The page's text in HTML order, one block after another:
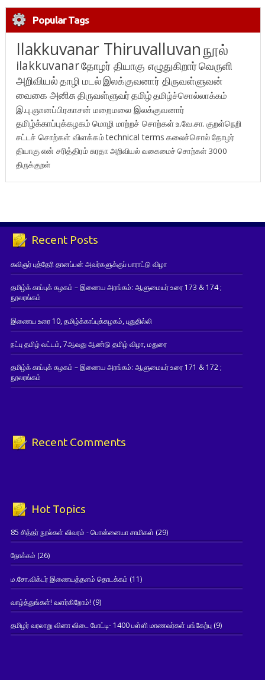
Popular Tags
Ilakkuvanar Thiruvalluvanநூல்
ilakkuvanarதோழர் தியாகு எழுதுகிறார்வெருளி
அறிவியல்தாழி மடல்இலக்குவனார் திருவள்ளுவன்
வைகை அனிசுதிருவள்ளுவர்தமிழ்தமிழ்ச்சொல்லாக்கம்
இ.பு.ஞானப்பிரகாசன் மறைமலை இலக்குவனார்
தமிழ்க்காப்புக்கழகம் மொழி மாற்றச் சொற்கள்உ.வே.சா. குறள்நெறி
சட்டச் சொற்கள் விளக்கம்technical terms கலைச்சொல்தோழர்
தியாகுஎன் சரித்திரம்சுரதாஅறிவியல் வகைமைச் சொற்கள் 3000
திருக்குறள்
Recent Posts
கவிஞர் புத்தேரி தானப்பன் அவர்களுக்குப் பாராட்டு விழா
தமிழ்க் காப்புக் கழகம் – இணைய அரங்கம்: ஆளுமையர் உரை 173 & 174 ;
நூலரங்கம்
இணைய உரை 10, தமிழ்க்காப்புக்கழகம், புதுதில்லி
நட்பு தமிழ் வட்டம், 7ஆவது ஆண்டு தமிழ் விழா, மதுரை
தமிழ்க் காப்புக் கழகம் – இணைய அரங்கம்: ஆளுமையர் உரை 171 & 172 ;
நூலரங்கம்
Recent Comments
Hot Topics
85 சித்தர் நூல்கள் விவரம் - பொன்னையா சாமிகள் (29)
நோக்கம் (26)
ம.சோ.விக்டர் இணையத்தளம் தொடக்கம் (11)
வாழ்த்துங்கள்! வளர்கிறோம்! (9)
தமிழர் வரலாறு வினா விடை போட்டி- 1400 பள்ளி மாணவர்கள் பங்கேற்பு(9)